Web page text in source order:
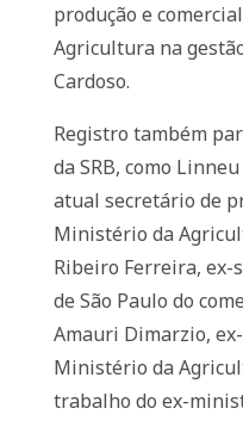
produção e
Agricultura na
Cardoso.
Registro também
da SRB, como
atual secretário de
Ministério da
Ribeiro Ferreira,
de São Paulo do
Amauri Dimarzio,
Ministério da
trabalho do ex-